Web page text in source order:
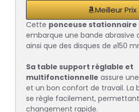
Meilleur Prix
Cette ponceuse stationnaire
embarque une bande abrasive
ainsi que des disques de ⌀150
Sa table support réglable et
multifonctionnelle assure
et un bon confort de travail. La
se règle facilement,
changement rapide.